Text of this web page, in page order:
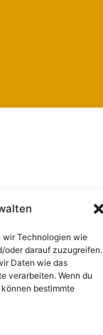
wir Technologien wie
oder darauf zuzugreifen.
Daten wie das
verarbeiten. Wenn du
bestimmte